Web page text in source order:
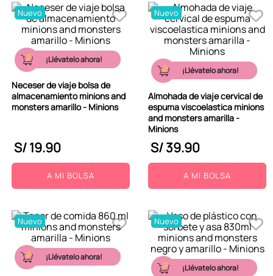
Nuevo
¡Llévatelo ahora!
Neceser de viaje bolsa de
almacenamiento minions and
monsters amarillo - Minions
S/19.90
A MI BOLSA
Nuevo
¡Llévatelo ahora!
Almohada de viaje cervical de
espuma viscoelastica minions
and monsters amarilla -
Minions
S/39.90
A MI BOLSA
Nuevo
¡Llévatelo ahora!
Nuevo
¡Llévatelo ahora!